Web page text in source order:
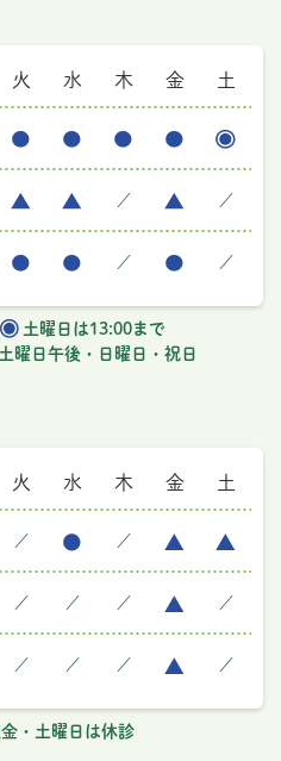
火 水 木 金 土
／ ／
／ ／
土曜日は13:00まで
曜日午後・日曜日・祝日
火 水 木 金 土
／ ／
／ ／ ／ ／
／ ／ ／ ／
・土曜日は休診